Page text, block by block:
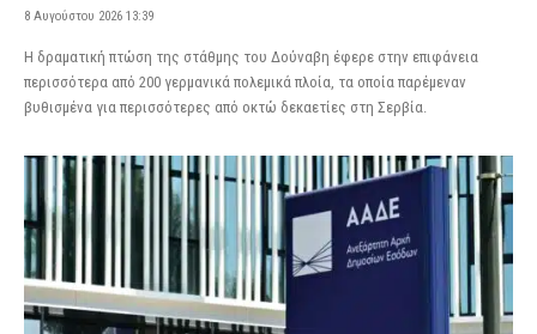
8 Αυγούστου 2026 13:39
Η δραματική πτώση της στάθμης του Δούναβη έφερε στην επιφάνεια
περισσότερα από 200 γερμανικά πολεμικά πλοία, τα οποία παρέμεναν
βυθισμένα για περισσότερες από οκτώ δεκαετίες στη Σερβία.